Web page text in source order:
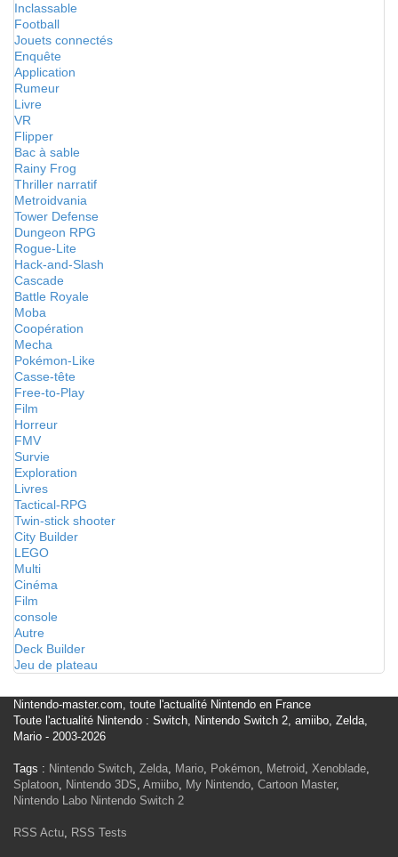
Inclassable
Football
Jouets connectés
Enquête
Application
Rumeur
Livre
VR
Flipper
Bac à sable
Rainy Frog
Thriller narratif
Metroidvania
Tower Defense
Dungeon RPG
Rogue-Lite
Hack-and-Slash
Cascade
Battle Royale
Moba
Coopération
Mecha
Pokémon-Like
Casse-tête
Free-to-Play
Film
Horreur
FMV
Survie
Exploration
Livres
Tactical-RPG
Twin-stick shooter
City Builder
LEGO
Multi
Cinéma
Film
console
Autre
Deck Builder
Jeu de plateau
Nintendo-master.com, toute l'actualité Nintendo en France
Toute l'actualité Nintendo : Switch, Nintendo Switch 2, amiibo, Zelda,
Mario - 2003-2026
Tags : Nintendo Switch, Zelda, Mario, Pokémon, Metroid, Xenoblade,
Splatoon, Nintendo 3DS, Amiibo, My Nintendo, Cartoon Master,
Nintendo Labo Nintendo Switch 2
RSS Actu, RSS Tests